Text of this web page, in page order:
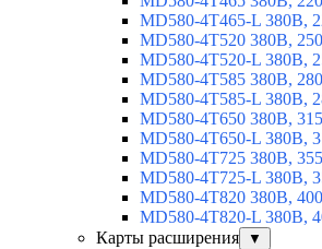
MD580-4T465-L 380В,
MD580-4T520 380В,
MD580-4T520-L 380В,
MD580-4T585 380В,
MD580-4T585-L 380В,
MD580-4T650 380В,
MD580-4T650-L 380В,
MD580-4T725 380В,
MD580-4T725-L 380В,
MD580-4T820 380В,
MD580-4T820-L 380В,
Карты расширения
▼